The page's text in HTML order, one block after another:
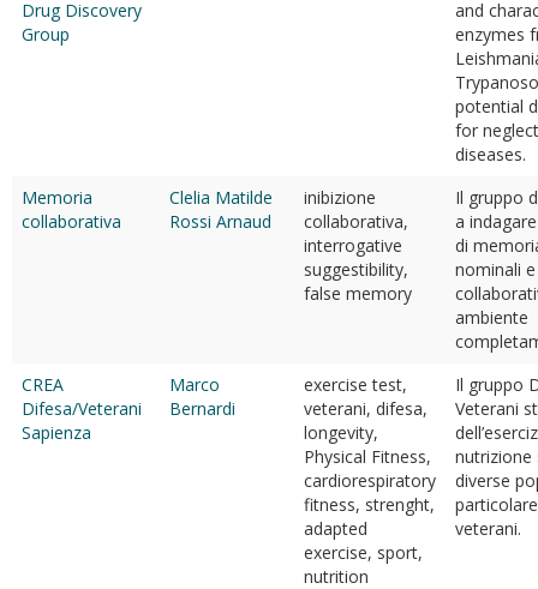
Drug Discovery
Group
and
enzymes
potential
for
diseases.
Memoria
collaborativa
Clelia Matilde
Rossi Arnaud
inibizione
collaborativa,
interrogative
suggestibility,
false memory
Il gruppo
a
di
nominali
ambiente
CREA
Difesa/Veterani
Sapienza
Marco
Bernardi
exercise test,
veterani, difesa,
longevity,
Physical Fitness,
cardiorespiratory
fitness, strenght,
adapted
exercise, sport,
nutrition
Il gruppo
Veterani
nutrizione
diverse
veterani.